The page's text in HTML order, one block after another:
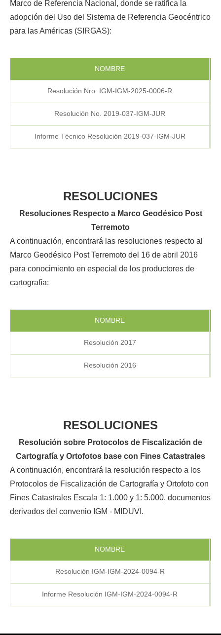
Marco de Referencia Nacional, donde se ratifica la
adopción del Uso del Sistema de Referencia Geocéntrico
para las Américas (SIRGAS):
NOMBRE
Resolución Nro. IGM-IGM-2025-0006-R
Resolución No. 2019-037-IGM-JUR
Informe Técnico Resolución 2019-037-IGM-JUR
RESOLUCIONES
Resoluciones Respecto a Marco Geodésico Post
Terremoto
A continuación, encontrará las resoluciones respecto al
Marco Geodésico Post Terremoto del 16 de abril 2016
para conocimiento en especial de los productores de
cartografía:
NOMBRE
Resolución 2017
Resolución 2016
RESOLUCIONES
Resolución sobre Protocolos de Fiscalización de
Cartografía y Ortofotos base con Fines Catastrales
A continuación, encontrará la resolución respecto a los
Protocolos de Fiscalización de Cartografía y Ortofoto con
Fines Catastrales Escala 1: 1.000 y 1: 5.000, documentos
derivados del convenio IGM - MIDUVI.
NOMBRE
Resolución IGM-IGM-2024-0094-R
Informe Resolución IGM-IGM-2024-0094-R